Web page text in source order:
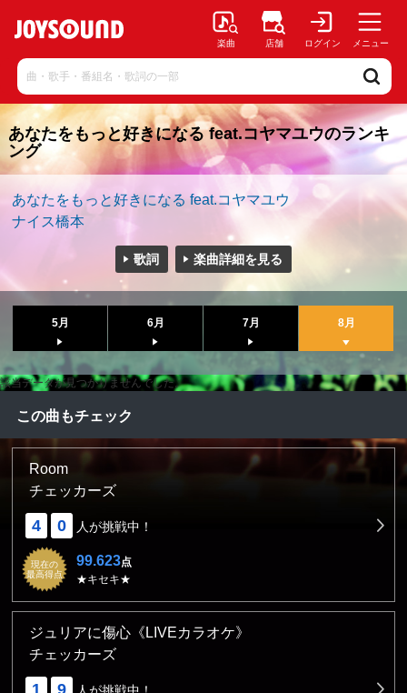
楽曲 店舗 ログイン メニュー
あなたをもっと好きになる feat.コヤマユウのランキ
ング
あなたをもっと好きになる feat.コヤマユウ
ナイス橋本
歌詞 楽曲詳細を見る
5月 6月 7月 8月
該当データが見つかりませんでした。
この曲もチェック
Room
チェッカーズ
4 0 人が挑戦中！
現在の
最高得点
99.623点
★キセキ★
ジュリアに傷心《LIVEカラオケ》
チェッカーズ
1 9